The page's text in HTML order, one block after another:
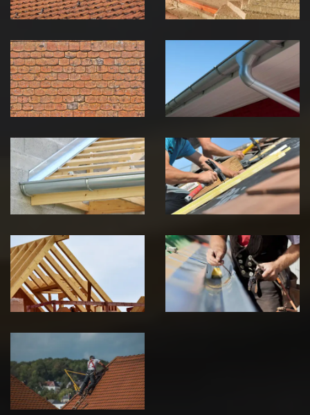
démoussage de
toiture 39
Jura
pose de
gouttière 39
Jura
Pose de
Chéneau 39
Jura
Réparation de
toiture 39
Jura
Traitement de
charpente 39
Jura
Travaux de
zinguerie 39
Jura
Urgence fuite
de toiture 39
Jura